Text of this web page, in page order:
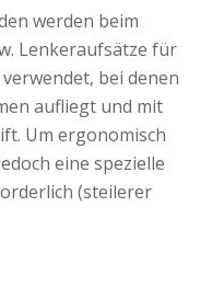
werden beim
Lenkeraufsätze für
bei denen
aufliegt und mit
Um ergonomisch
eine spezielle
(steilerer